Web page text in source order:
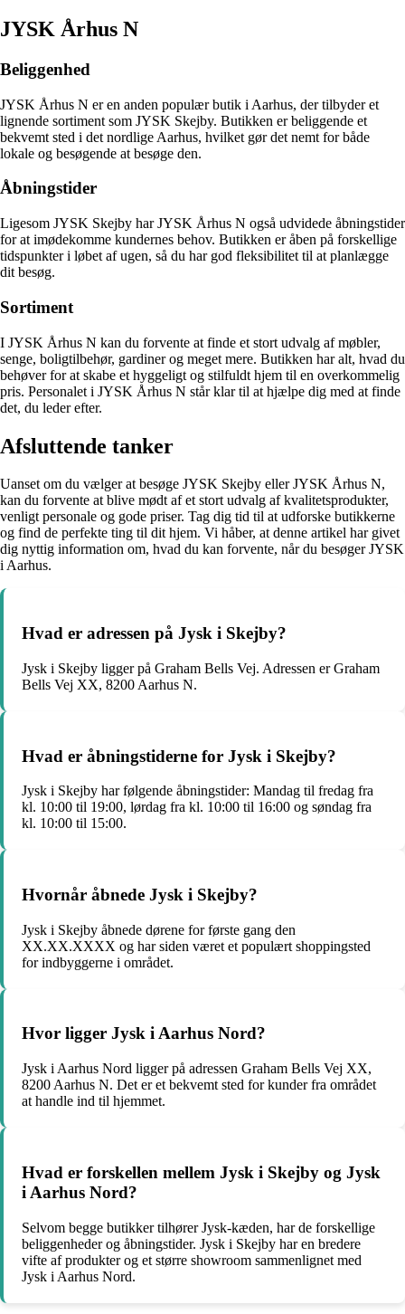
JYSK Århus N
Beliggenhed
JYSK Århus N er en anden populær butik i Aarhus, der tilbyder et
lignende sortiment som JYSK Skejby. Butikken er beliggende et
bekvemt sted i det nordlige Aarhus, hvilket gør det nemt for både
lokale og besøgende at besøge den.
Åbningstider
Ligesom JYSK Skejby har JYSK Århus N også udvidede åbningstider
for at imødekomme kundernes behov. Butikken er åben på forskellige
tidspunkter i løbet af ugen, så du har god fleksibilitet til at planlægge
dit besøg.
Sortiment
I JYSK Århus N kan du forvente at finde et stort udvalg af møbler,
senge, boligtilbehør, gardiner og meget mere. Butikken har alt, hvad du
behøver for at skabe et hyggeligt og stilfuldt hjem til en overkommelig
pris. Personalet i JYSK Århus N står klar til at hjælpe dig med at finde
det, du leder efter.
Afsluttende tanker
Uanset om du vælger at besøge JYSK Skejby eller JYSK Århus N,
kan du forvente at blive mødt af et stort udvalg af kvalitetsprodukter,
venligt personale og gode priser. Tag dig tid til at udforske butikkerne
og find de perfekte ting til dit hjem. Vi håber, at denne artikel har givet
dig nyttig information om, hvad du kan forvente, når du besøger JYSK
i Aarhus.
Hvad er adressen på Jysk i Skejby?
Jysk i Skejby ligger på Graham Bells Vej. Adressen er Graham
Bells Vej XX, 8200 Aarhus N.
Hvad er åbningstiderne for Jysk i Skejby?
Jysk i Skejby har følgende åbningstider: Mandag til fredag fra
kl. 10:00 til 19:00, lørdag fra kl. 10:00 til 16:00 og søndag fra
kl. 10:00 til 15:00.
Hvornår åbnede Jysk i Skejby?
Jysk i Skejby åbnede dørene for første gang den
XX.XX.XXXX og har siden været et populært shoppingsted
for indbyggerne i området.
Hvor ligger Jysk i Aarhus Nord?
Jysk i Aarhus Nord ligger på adressen Graham Bells Vej XX,
8200 Aarhus N. Det er et bekvemt sted for kunder fra området
at handle ind til hjemmet.
Hvad er forskellen mellem Jysk i Skejby og Jysk
i Aarhus Nord?
Selvom begge butikker tilhører Jysk-kæden, har de forskellige
beliggenheder og åbningstider. Jysk i Skejby har en bredere
vifte af produkter og et større showroom sammenlignet med
Jysk i Aarhus Nord.